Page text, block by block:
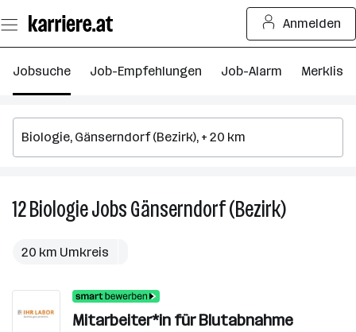
Seiteninhalt
springen
Anmelden
Jobsuche Job-Empfehlungen Job-Alarm Merkliste
12BiologieJobsGänserndorf (Bezirk)12
20 km Umkreis
Mitarbeiter*in für Blutabnahme